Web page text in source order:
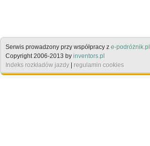
Serwis prowadzony przy współpracy z e-podróżnik.pl
Copyright 2006-2013 by inventors.pl
Indeks rozkładów jazdy | regulamin cookies